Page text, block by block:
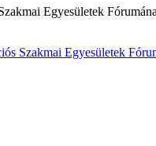
Egyesületek
Szakmai Egyesületek